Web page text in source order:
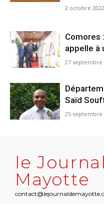
2 octobre 2022
Comores
appelle à
27 septembre
Saïd
25 septembre
le
Mayotte